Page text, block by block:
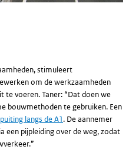
stimuleert
om de werkzaamheden
voeren. Taner: “Dat doen we
bouwmethoden te gebruiken. Een
langs de A1. De aannemer
een pijpleiding over de weg, zodat